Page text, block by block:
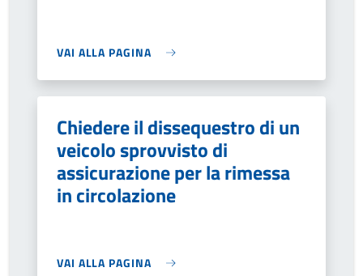
VAI ALLA PAGINA
Chiedere il dissequestro di un
veicolo sprovvisto di
assicurazione per la rimessa
in circolazione
VAI ALLA PAGINA